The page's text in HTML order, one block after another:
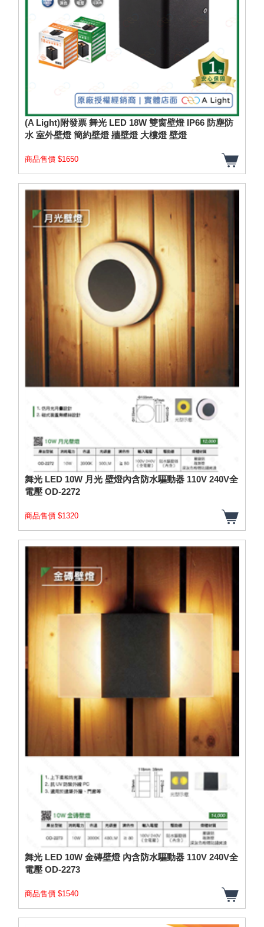
(A Light)附發票 舞光 LED 18W 雙窗壁燈 IP66 防塵防
水 室外壁燈 簡約壁燈 牆壁燈 大樓燈 壁燈
商品售價 $1650
舞光 LED 10W 月光 壁燈內含防水驅動器 110V 240V全
電壓 OD-2272
商品售價 $1320
舞光 LED 10W 金磚壁燈 內含防水驅動器 110V 240V全
電壓 OD-2273
商品售價 $1540